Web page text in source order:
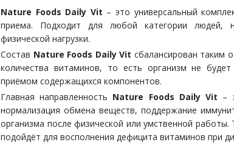
Nature Foods Daily Vit – это универсальный
приема. Подходит для любой категории людей,
физической нагрузки.
Состав Nature Foods Daily Vit сбалансирован таким
количества витаминов, то есть организм не
приёмом содержащихся компонентов.
Главная направленность Nature Foods Daily Vit –
нормализация обмена веществ, поддержание
организма после физической или умственной
подойдёт для восполнения дефицита витаминов при